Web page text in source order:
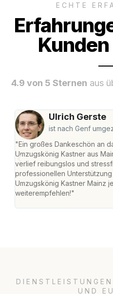
ECHTE
4.9 von 5 Sternen aus
Ulrich Gerste
ist nach Genf
"Ein großes Dankeschön an
Umzugskönig Kastner aus
verlief reibungslos und
professionellen
Umzugskönig Kastner Mainz
weiterempfehlen!"
UND